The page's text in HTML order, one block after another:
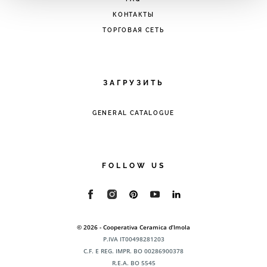
accedendo al link presente nel footer.
КОНТАКТЫ
ТОРГОВАЯ СЕТЬ
ЗАГРУЗИТЬ
GENERAL CATALOGUE
FOLLOW US
© 2026 - Cooperativa Ceramica d’Imola
P.IVA IT00498281203
C.F. E REG. IMPR. BO 00286900378
R.E.A. BO 5545